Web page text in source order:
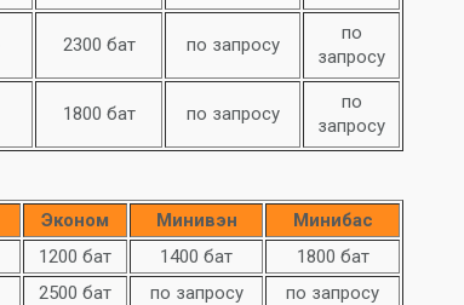
2300 бат по запросу
по
запросу
1800 бат по запросу
по
запросу
Эконом Минивэн
Минибас
1200 бат 1400 бат
1800 бат
2500 бат по запросу
по запросу